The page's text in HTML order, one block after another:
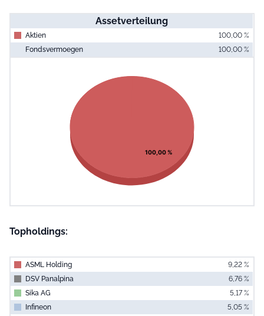
Assetverteilung
Aktien
100,00 %
Fondsvermoegen
100,00 %
Pie chart with 1 slice.
View as data table, Chart
100,00 %
Topholdings:
ASML Holding
9,22 %
DSV Panalpina
6,76 %
Sika AG
5,17 %
Infineon
5,05 %